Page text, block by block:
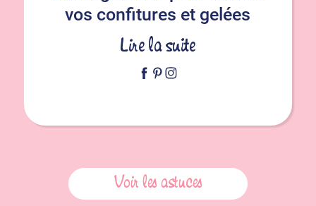
vos confitures et gelées
Lire la suite
Voir les astuces